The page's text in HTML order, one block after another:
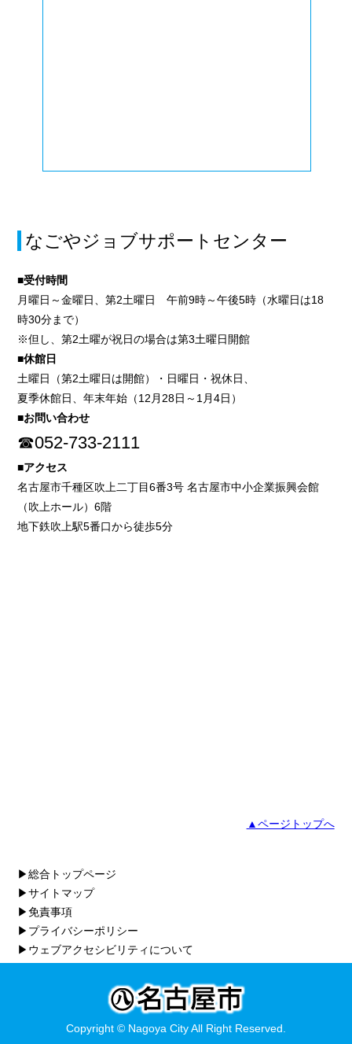
なごやジョブサポートセンター
■受付時間
月曜日～金曜日、第2土曜日 午前9時～午後5時（水曜日は18
時30分まで）
※但し、第2土曜が祝日の場合は第3土曜日開館
■休館日
土曜日（第2土曜日は開館）・日曜日・祝休日、
夏季休館日、年末年始（12月28日～1月4日）
■お問い合わせ
☎052-733-2111
■アクセス
名古屋市千種区吹上二丁目6番3号 名古屋市中小企業振興会館
（吹上ホール）6階
地下鉄吹上駅5番口から徒歩5分
▲ページトップへ
▶総合トップページ
▶サイトマップ
▶免責事項
▶プライバシーポリシー
▶ウェブアクセシビリティについて
Copyright © Nagoya City All Right Reserved.